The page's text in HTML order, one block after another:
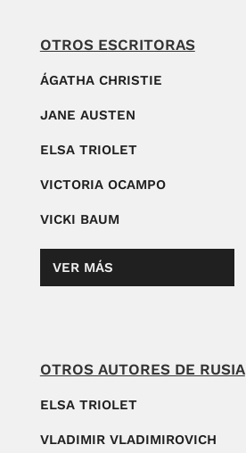
OTROS ESCRITORAS
ÁGATHA CHRISTIE
JANE AUSTEN
ELSA TRIOLET
VICTORIA OCAMPO
VICKI BAUM
VER MÁS
OTROS AUTORES DE RUSIA
ELSA TRIOLET
VLADIMIR VLADIMIROVICH